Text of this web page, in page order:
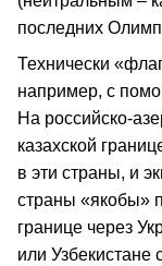
последних
Технически
например, с
На российско-
казахской
в эти страны, и
страны «якобы»
границе через
или Узбекистане